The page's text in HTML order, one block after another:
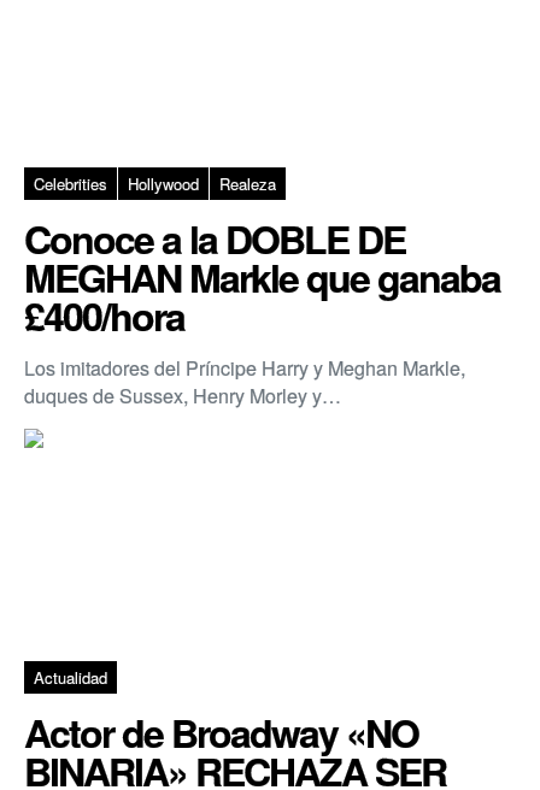
Celebrities Hollywood Realeza
Conoce a la DOBLE DE
MEGHAN Markle que ganaba
£400/hora
Los imitadores del Príncipe Harry y Meghan Markle,
duques de Sussex, Henry Morley y…
Actualidad
Actor de Broadway «NO
BINARIA» RECHAZA SER